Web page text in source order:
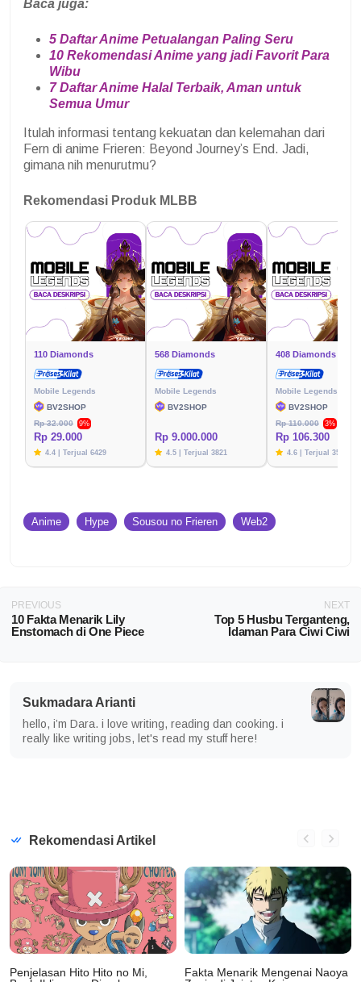
Baca juga:
5 Daftar Anime Petualangan Paling Seru
10 Rekomendasi Anime yang jadi Favorit Para
Wibu
7 Daftar Anime Halal Terbaik, Aman untuk
Semua Umur
Itulah informasi tentang kekuatan dan kelemahan dari
Fern di anime Frieren: Beyond Journey’s End. Jadi,
gimana nih menurutmu?
Rekomendasi Produk MLBB
110 Diamonds
Mobile Legends
BV2SHOP
Rp 32.000
9%
Rp 29.000
4.4 | Terjual 6429
568 Diamonds
Mobile Legends
BV2SHOP
Rp 9.000.000
4.5 | Terjual 3821
408 Diamonds
Mobile Legends
BV2SHOP
Rp 110.000
3%
Rp 106.300
4.6 | Terjual 3576
Anime Hype Sousou no Frieren Web2
PREVIOUS
10 Fakta Menarik Lily
Enstomach di One Piece
NEXT
Top 5 Husbu Terganteng,
Idaman Para Ciwi Ciwi
Sukmadara Arianti
hello, i’m Dara. i love writing, reading dan cooking. i
really like writing jobs, let's read my stuff here!
Rekomendasi Artikel
Penjelasan Hito Hito no Mi,
Fakta Menarik Mengenai Naoya